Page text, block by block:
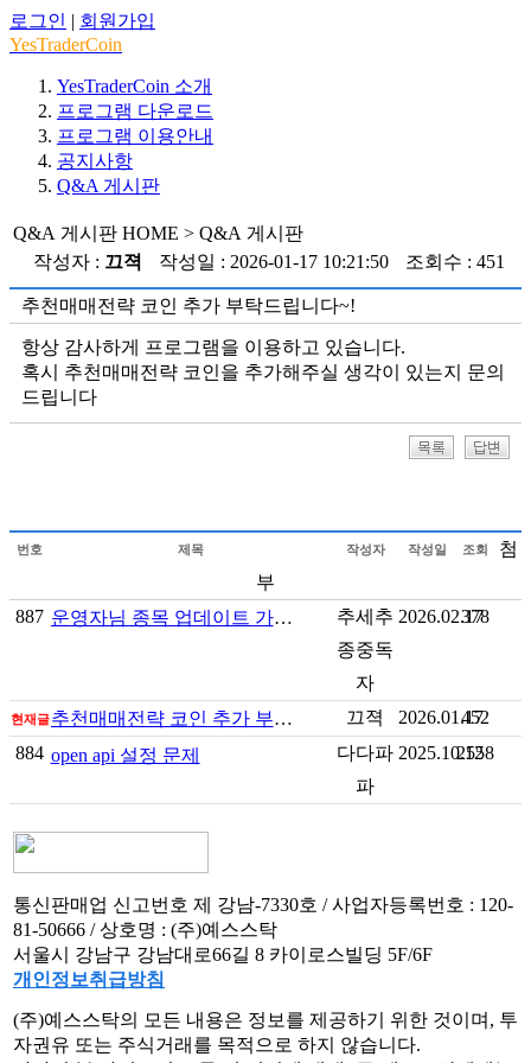
로그인 | 회원가입
YesTraderCoin
YesTraderCoin 소개
프로그램 다운로드
프로그램 이용안내
공지사항
Q&A 게시판
Q&A 게시판 HOME > Q&A 게시판
작성자 : 끄젹 작성일 : 2026-01-17 10:21:50 조회수 : 451
추천매매전략 코인 추가 부탁드립니다~!
항상 감사하게 프로그램을 이용하고 있습니다.
혹시 추천매매전략 코인을 추가해주실 생각이 있는지 문의
드립니다
번호 제목 작성자 작성일 조회
첨
부
887
운영자님 종목 업데이트 가능할까요
추세추
종중독
자
2026.02.17
378
현재글 추천매매전략 코인 추가 부탁드립니다~! 끄젹 2026.01.17
452
884 open api 설정 문제
다다파
파
2025.10.12
2558
통신판매업 신고번호 제 강남-7330호 / 사업자등록번호 : 120-
81-50666 / 상호명 : (주)예스스탁
서울시 강남구 강남대로66길 8 카이로스빌딩 5F/6F
개인정보취급방침
(주)예스스탁의 모든 내용은 정보를 제공하기 위한 것이며, 투
자권유 또는 주식거래를 목적으로 하지 않습니다.